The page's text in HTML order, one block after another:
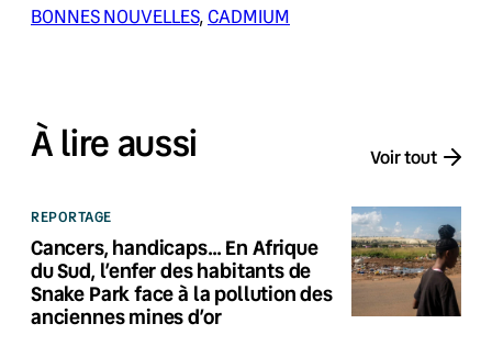
BONNES NOUVELLES, CADMIUM
À lire aussi Voir tout
REPORTAGE
Cancers, handicaps… En Afrique
du Sud, l’enfer des habitants de
Snake Park face à la pollution des
anciennes mines d’or